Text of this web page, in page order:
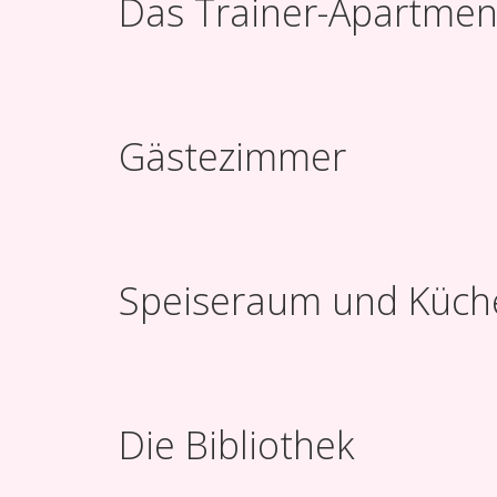
Das Trainer-
Gästezimmer
Speiseraum und
Die Bibliothek